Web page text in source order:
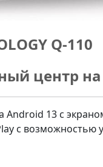
Q-110
центр на
Android 13 с
с